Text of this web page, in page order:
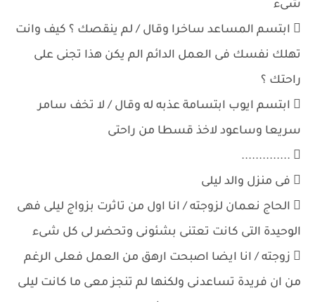
شىء
 ابتسم المساعد ساخرا وقال / لم ينقصك ؟ كيف وانت
تهلك نفسك فى العمل الدائم الم يكن هذا تجنى على
راحتك ؟
 ابتسم ايوب ابتسامة عذبه له وقال / لا تخف سامر
سريعا وساعود لاخذ قسطا من راحتى
 ..............
 فى منزل والد ليلى
 الحاج نعمان لزوجته / انا اول من تاثرت بزواج ليلى فهى
الوحيدة التى كانت تعتنى بشئونى وتحضر لى كل شىء
 زوجته / انا ايضا اصبحت ارهق من العمل فعلى الرغم
من ان فريدة تساعدنى ولكنها لم تنجز معى ما كانت ليلى